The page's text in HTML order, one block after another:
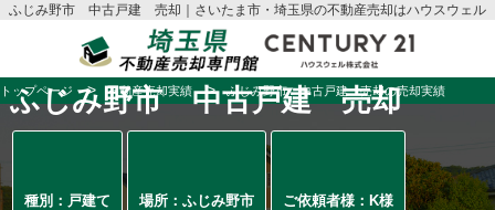
ふじみ野市 中古戸建 売却｜さいたま市・埼玉県の不動産売却はハウスウェル
トップページ 不動産売却実績 ふじみ野市 中古戸建 売却の売却実績
ふじみ野市 中古戸建 売却
種別：戸建て 場所：ふじみ野市 ご依頼者様：K様